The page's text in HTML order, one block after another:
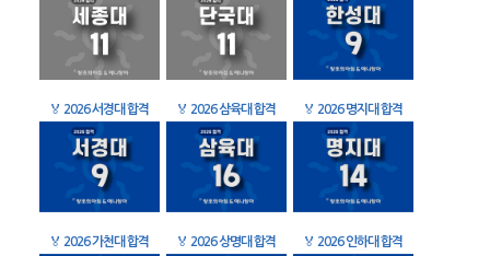
🏅 2026 서경대 합격 🏅 2026 삼육대 합격 🏅 2026 명지대 합격
🏅 2026 가천대 합격 🏅 2026 상명대 합격 🏅 2026 인하대 합격